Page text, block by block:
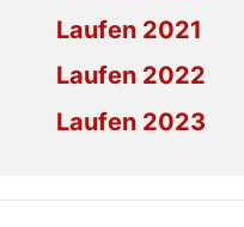
Laufen 2021
Laufen 2022
Laufen 2023